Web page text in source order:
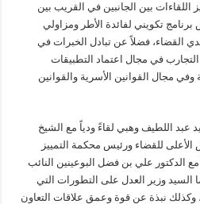
اللقاءات بين الجانبين في القريب بين
تكويني لفائدة الأطر ومزاولي
القضاء، فضلاً عن تبادل الخبرات في
في مجال اعتماد التطبيقات
وفي مجال القوانين الأسرية والقوانين
عبد اللطيف وهبي لقاءً ودياً مع الشيخ
للقضاء ورئيس محكمة التمييز
مع الدكتور علي بن فضل البوعينين النائب
السيد وزير العدل على التطورات التي
وكذلك نبذة عن قوة وعمق علاقات التعاون